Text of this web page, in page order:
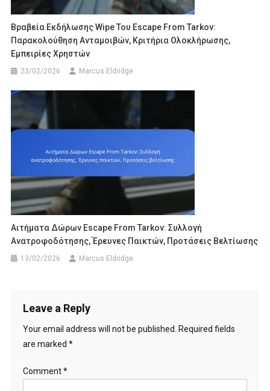
Βραβεία Εκδήλωσης Wipe Του Escape From Tarkov:
Παρακολούθηση Ανταμοιβών, Κριτήρια Ολοκλήρωσης,
Εμπειρίες Χρηστών
23/02/2026 Marcus Eldridge
Αιτήματα Δώρων Escape From Tarkov: Συλλογή
Ανατροφοδότησης, Έρευνες Παικτών, Προτάσεις Βελτίωσης
13/02/2026 Marcus Eldridge
Leave a Reply
Your email address will not be published. Required fields
are marked *
Comment*